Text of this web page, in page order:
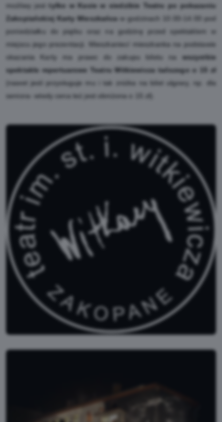
możliwy jest
tylko w Kasie w siedzibie Teatru po pokazaniu
Zakopiańskiej Karty Mieszkańca w godzinach 10.00-14.00 pod
poniedziałku do piątku oraz na godzinę przed spektaklem w
miejscu jego prezentacji. Mieszkaniec/ mieszkanka na podstawie
okazania Karty ma prawo do zakupu biletu na wszystkie
spektakle repertuarowe Teatru Witkiewicza tańszego o 15 zł
(nawet jesli przysługuje mu i tak zniżka na bilet ulgowy, np. dla
seniora- wtedy cena też jest obniżona o 15 zł)